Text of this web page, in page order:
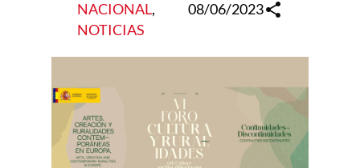
NACIONAL
NOTICIAS
08/06/2023